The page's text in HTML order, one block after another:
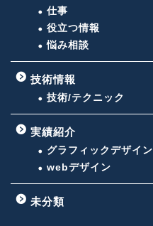
仕事
役立つ情報
悩み相談
技術情報
技術/テクニック
実績紹介
グラフィックデザイン
webデザイン
未分類